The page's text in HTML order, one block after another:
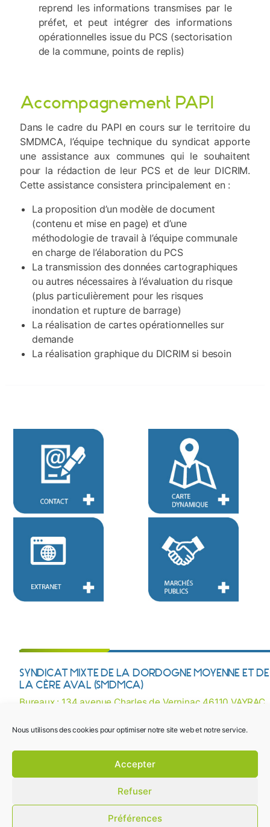
Nous utilisons des cookies pour optimiser notre site web et notre service.
Accepter
Refuser
Préférences
reprend les informations transmises par le
préfet, et peut intégrer des informations
opérationnelles issue du PCS (sectorisation
de la commune, points de replis)
Accompagnement PAPI
Dans le cadre du PAPI en cours sur le territoire du
SMDMCA, l’équipe technique du syndicat apporte
une assistance aux communes qui le souhaitent
pour la rédaction de leur PCS et de leur DICRIM.
Cette assistance consistera principalement en :
La proposition d’un modèle de document
(contenu et mise en page) et d’une
méthodologie de travail à l’équipe communale
en charge de l’élaboration du PCS
La transmission des données cartographiques
ou autres nécessaires à l’évaluation du risque
(plus particulièrement pour les risques
inondation et rupture de barrage)
La réalisation de cartes opérationnelles sur
demande
La réalisation graphique du DICRIM si besoin
SYNDICAT MIXTE DE LA DORDOGNE MOYENNE ET DE
LA CÈRE AVAL (SMDMCA)
Bureaux : 134 avenue Charles de Verninac 46110 VAYRAC
Mentions légales
Une question ? Besoin d’une information ? Contactez-
nous !
Crédits photos